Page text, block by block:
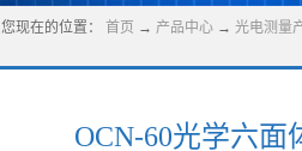
您现在的位置： 首页 → 产品中心 → 光电测量
OCN-60光学六面